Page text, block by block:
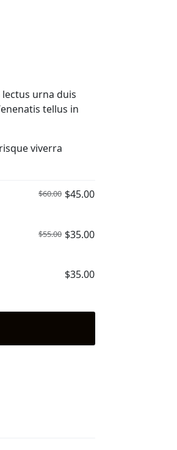
urna duis
tellus in
viverra
$60.00 原
價
$45.00
目
價
$55.00 原
價
$35.00
目
價
$35.00